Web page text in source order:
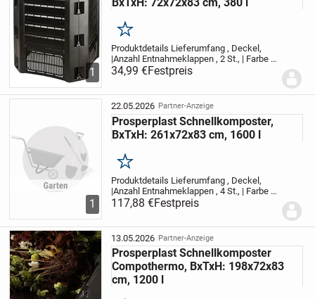
1
BxTxH: 72x72x83 cm, 380 l
Merken
Produktdetails Lieferumfang , Deckel,
|Anzahl Entnahmeklappen , 2 St., | Farbe &
Material Farbe , schwarz, |Material ,
Kunststoff, | Maße & Gewicht Hinweis
Maße.,...
34,99 €Festpreis
1
22.05.2026 Partner-Anzeige
Prosperplast Schnellkomposter,
BxTxH: 261x72x83 cm, 1600 l
Merken
Produktdetails Lieferumfang , Deckel,
|Anzahl Entnahmeklappen , 4 St., | Farbe &
Material Farbe , schwarz, |Material ,
Kunststoff, | Maße & Gewicht Hinweis
Maße.,...
117,88 €Festpreis
13.05.2026 Partner-Anzeige
Prosperplast Schnellkomposter
Compothermo, BxTxH: 198x72x83
cm, 1200 l